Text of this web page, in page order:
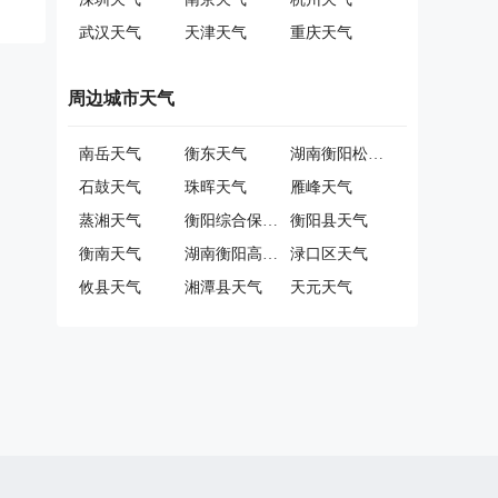
武汉天气
天津天气 重庆天气
周边城市天气
南岳天气 衡东天气
湖南衡阳松木经济开发区天气
石鼓天气
珠晖天气
雁峰天气
蒸湘天气
衡阳综合保税区天气
衡阳县天气
衡南天气
湖南衡阳高新技术产业园区天气
渌口区天气
攸县天气
湘潭县天气 天元天气